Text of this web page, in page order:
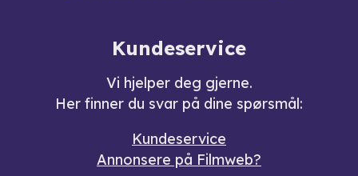
Kundeservice
Vi hjelper deg gjerne.
Her finner du svar på dine spørsmål:
Kundeservice
Annonsere på Filmweb?